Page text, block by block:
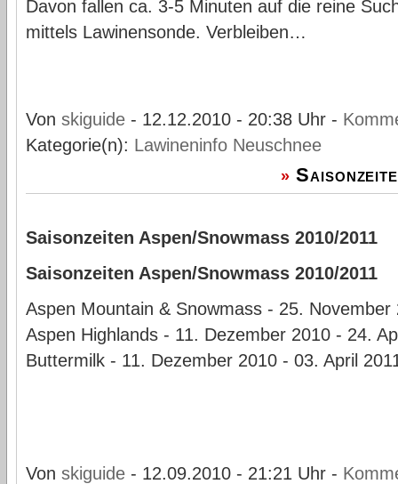
Davon fallen ca. 3-5 Minuten auf die reine
mittels Lawinensonde. Verbleiben…
Von skiguide- 12.12.2010 - 20:38 Uhr -
Kategorie(n): Lawineninfo Neuschnee
»
Saisonzeiten Aspen/Snowmass 2010/2011
Saisonzeiten Aspen/Snowmass 2010/2011
Aspen Mountain & Snowmass - 25. November
Aspen Highlands - 11. Dezember 2010 - 24.
Buttermilk - 11. Dezember 2010 - 03. April
Von skiguide- 12.09.2010 - 21:21 Uhr -